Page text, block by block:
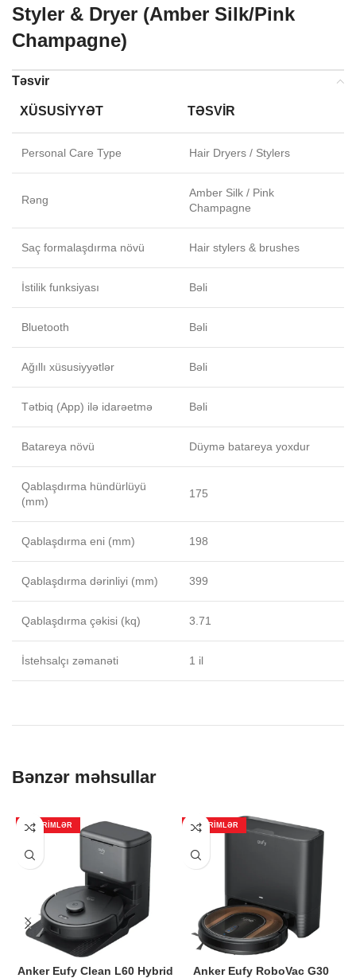
Styler & Dryer (Amber Silk/Pink
Champagne)
Təsvir
XÜSUSIYYƏT TƏSVIR
Personal Care Type Hair Dryers / Stylers
Rəng
Amber Silk / Pink
Champagne
Saç formalaşdırma növü Hair stylers & brushes
İstilik funksiyası Bəli
Bluetooth Bəli
Ağıllı xüsusiyyətlər Bəli
Tətbiq (App) ilə idarəetmə Bəli
Batareya növü Düymə batareya yoxdur
Qablaşdırma hündürlüyü
(mm)
175
Qablaşdırma eni (mm) 198
Qablaşdırma dərinliyi (mm) 399
Qablaşdırma çəkisi (kq) 3.71
İstehsalçı zəmanəti 1 il
Bənzər məhsullar
ENDIRIMLƏR
Anker Eufy Clean L60 Hybrid
ENDIRIMLƏR
Anker Eufy RoboVac G30